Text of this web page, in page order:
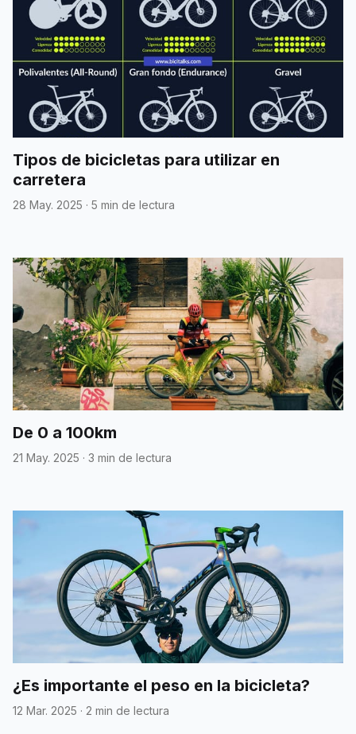
Tipos de bicicletas para utilizar en
carretera
28 May. 2025 · 5 min de lectura
De 0 a 100km
21 May. 2025 · 3 min de lectura
¿Es importante el peso en la bicicleta?
12 Mar. 2025 · 2 min de lectura